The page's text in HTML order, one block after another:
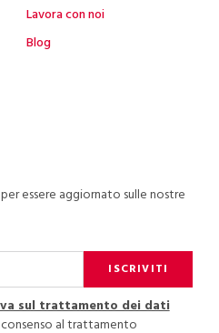
Lavora con noi
Blog
essere aggiornato sulle nostre
ISCRIVITI
sul trattamento dei dati
al trattamento